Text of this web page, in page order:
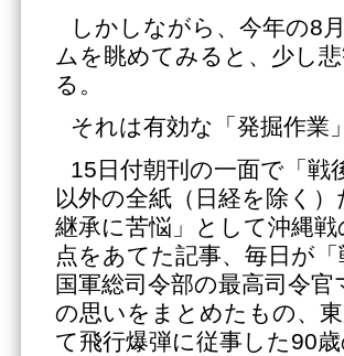
しかしながら、今年の8
ムを眺めてみると、少し
る。
それは有効な「発掘作業
15日付朝刊の一面で「戦
以外の全紙（日経を除く
継承に苦悩」として沖縄
点をあてた記事、毎日が
国軍総司令部の最高司令
の思いをまとめたもの、
て飛行爆弾に従事した90